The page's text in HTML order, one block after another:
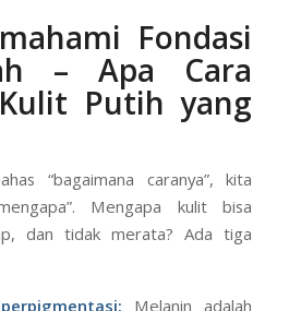
sehat dan bercahaya.
Fondasi
– Apa Cara
Putih yang
“bagaimana caranya”, kita
Mengapa kulit bisa
dan tidak merata? Ada tiga